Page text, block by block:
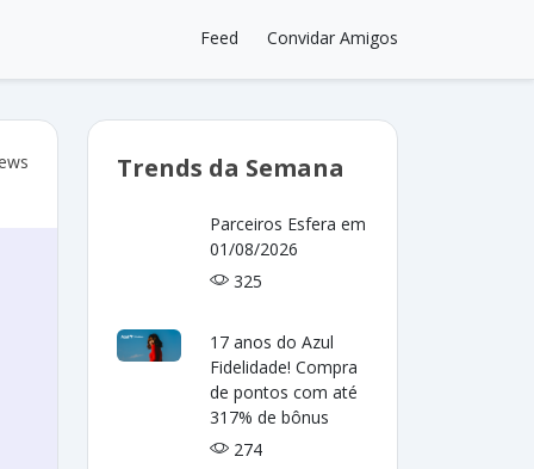
Feed Convidar Amigos
Trends da Semana
Parceiros Esfera em
01/08/2026
325
17 anos do Azul
Fidelidade! Compra
de pontos com até
317% de bônus
274